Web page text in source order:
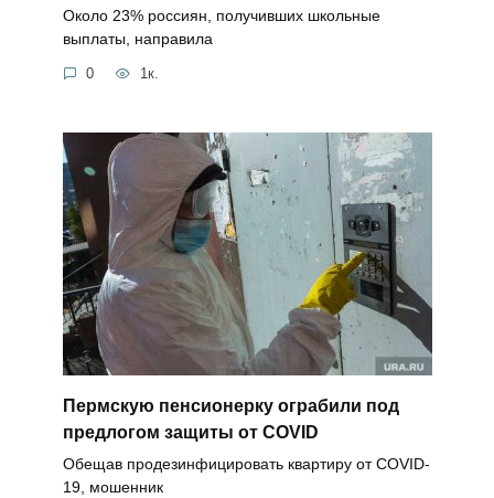
Около 23% россиян, получивших школьные
выплаты, направила
0 1к.
Пермскую пенсионерку ограбили под
предлогом защиты от COVID
Обещав продезинфицировать квартиру от COVID-
19, мошенник